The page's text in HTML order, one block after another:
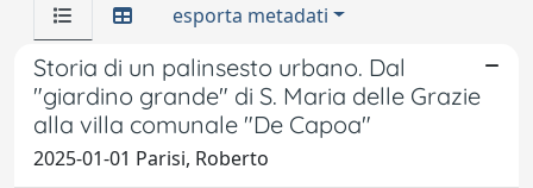
esporta metadati
Storia di un palinsesto urbano. Dal
"giardino grande" di S. Maria delle Grazie
alla villa comunale "De Capoa"
2025-01-01 Parisi, Roberto